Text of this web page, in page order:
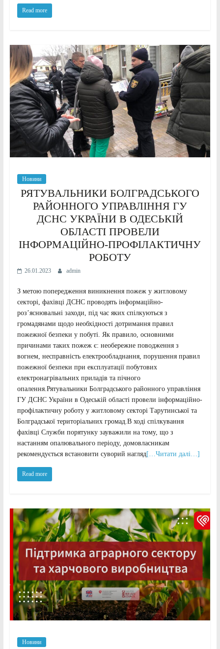
Read more
Новини
РЯТУВАЛЬНИКИ БОЛГРАДСЬКОГО
РАЙОННОГО УПРАВЛІННЯ ГУ
ДСНС УКРАЇНИ В ОДЕСЬКІЙ
ОБЛАСТІ ПРОВЕЛИ
ІНФОРМАЦІЙНО-ПРОФІЛАКТИЧНУ
РОБОТУ
26.01.2023 admin
З метою попередження виникнення пожеж у житловому
секторі, фахівці ДСНС проводять інформаційно-
роз’яснювальні заходи, під час яких спілкуються з
громадянами щодо необхідності дотримання правил
пожежної безпеки у побуті. Як правило, основними
причинами таких пожеж є: необережне поводження з
вогнем, несправність електрообладнання, порушення правил
пожежної безпеки при експлуатації побутових
електронагрівальних приладів та пічного
опалення.Рятувальники Болградського районного управління
ГУ ДСНС України в Одеській області провели інформаційно-
профілактичну роботу у житловому секторі Тарутинської та
Болградської територіальних громад.В ході спілкування
фахівці Служби порятунку зауважили на тому, що з
настанням опалювального періоду, домовласникам
рекомендується встановити суворий нагляд[…Читати далі…]
Read more
Новини